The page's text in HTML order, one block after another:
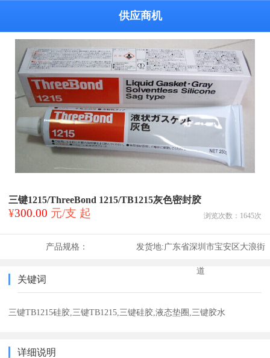
供应商机
三键1215/ThreeBond 1215/TB1215灰色密封胶
¥300.00 元/支 起 浏览次数： 1645次
产品规格： 发货地:广东省深圳市宝安区大浪街
道
关键词
三键TB1215硅胶,三键TB1215,三键硅胶,液态垫圈,三键胶水
详细说明